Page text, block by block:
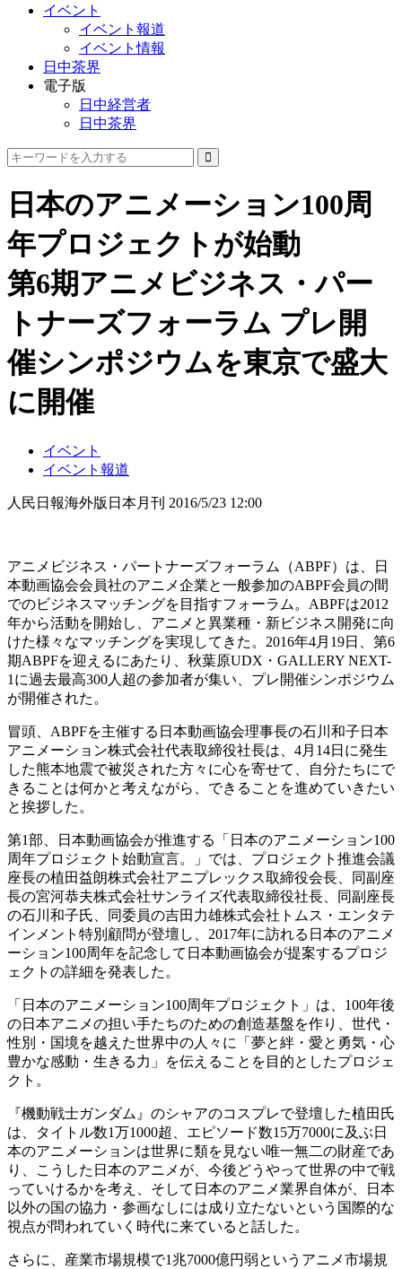
イベント
イベント報道
イベント情報
日中茶界
電子版
日中経営者
日中茶界
日本のアニメーション100周
年プロジェクトが始動
第6期アニメビジネス・パー
トナーズフォーラム プレ開
催シンポジウムを東京で盛大
に開催
イベント
イベント報道
人民日報海外版日本月刊 2016/5/23 12:00
アニメビジネス・パートナーズフォーラム（ABPF）は、日
本動画協会会員社のアニメ企業と一般参加のABPF会員の間
でのビジネスマッチングを目指すフォーラム。ABPFは2012
年から活動を開始し、アニメと異業種・新ビジネス開発に向
けた様々なマッチングを実現してきた。2016年4月19日、第6
期ABPFを迎えるにあたり、秋葉原UDX・GALLERY NEXT-
1に過去最高300人超の参加者が集い、プレ開催シンポジウム
が開催された。
冒頭、ABPFを主催する日本動画協会理事長の石川和子日本
アニメーション株式会社代表取締役社長は、4月14日に発生
した熊本地震で被災された方々に心を寄せて、自分たちにで
きることは何かと考えながら、できることを進めていきたい
と挨拶した。
第1部、日本動画協会が推進する「日本のアニメーション100
周年プロジェクト始動宣言。」では、プロジェクト推進会議
座長の植田益朗株式会社アニプレックス取締役会長、同副座
長の宮河恭夫株式会社サンライズ代表取締役社長、同副座長
の石川和子氏、同委員の吉田力雄株式会社トムス・エンタテ
インメント特別顧問が登壇し、2017年に訪れる日本のアニメ
ーション100周年を記念して日本動画協会が提案するプロジ
ェクトの詳細を発表した。
「日本のアニメーション100周年プロジェクト」は、100年後
の日本アニメの担い手たちのための創造基盤を作り、世代・
性別・国境を越えた世界中の人々に「夢と絆・愛と勇気・心
豊かな感動・生きる力」を伝えることを目的としたプロジェ
クト。
『機動戦士ガンダム』のシャアのコスプレで登壇した植田氏
は、タイトル数1万1000超、エピソード数15万7000に及ぶ日
本のアニメーションは世界に類を見ない唯一無二の財産であ
り、こうした日本のアニメが、今後どうやって世界の中で戦
っていけるかを考え、そして日本のアニメ業界自体が、日本
以外の国の協力・参画なしには成り立たないという国際的な
視点が問われていく時代に来ていると話した。
さらに、産業市場規模で1兆7000億円弱というアニメ市場規